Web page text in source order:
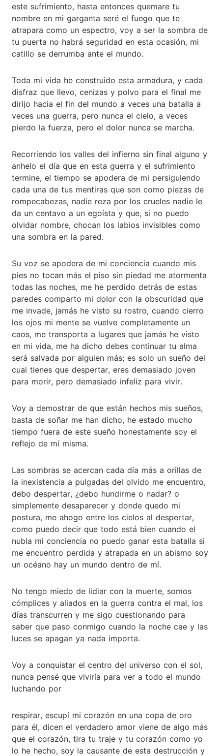
este sufrimiento, hasta entonces quemare tu
nombre en mi garganta seré el fuego que te
atrapara como un espectro, voy a ser la sombra de
tu puerta no habrá seguridad en esta ocasión, mi
catillo se derrumba ante el mundo.
Toda mi vida he construido esta armadura, y cada
disfraz que llevo, cenizas y polvo para el final me
dirijo hacia el fin del mundo a veces una batalla a
veces una guerra, pero nunca el cielo, a veces
pierdo la fuerza, pero el dolor nunca se marcha.
Recorriendo los valles del infierno sin final alguno y
anhelo el día que en esta guerra y el sufrimiento
termine, el tiempo se apodera de mi persiguiendo
cada una de tus mentiras que son como piezas de
rompecabezas, nadie reza por los crueles nadie le
da un centavo a un egoísta y que, si no puedo
olvidar nombre, chocan los labios invisibles como
una sombra en la pared.
Su voz se apodera de mi conciencia cuando mis
pies no tocan más el piso sin piedad me atormenta
todas las noches, me he perdido detrás de estas
paredes comparto mi dolor con la obscuridad que
me invade, jamás he visto su rostro, cuando cierro
los ojos mi mente se vuelve completamente un
caos, me transporta a lugares que jamás he visto
en mi vida, me ha dicho debes continuar tu alma
será salvada por alguien más; es solo un sueño del
cual tienes que despertar, eres demasiado joven
para morir, pero demasiado infeliz para vivir.
Voy a demostrar de que están hechos mis sueños,
basta de soñar me han dicho, he estado mucho
tiempo fuera de este sueño honestamente soy el
reflejo de mí misma.
Las sombras se acercan cada día más a orillas de
la inexistencia a pulgadas del olvido me encuentro,
debo despertar, ¿debo hundirme o nadar? o
simplemente desaparecer y donde quedo mi
postura, me ahogo entre los cielos al despertar,
como puedo decir que todo está bien cuando el
nubla mi conciencia no puedo ganar esta batalla si
me encuentro perdida y atrapada en un abismo soy
un océano hay un mundo dentro de mí.
No tengo miedo de lidiar con la muerte, somos
cómplices y aliados en la guerra contra el mal, los
días transcurren y me sigo cuestionando para
saber que paso conmigo cuando la noche cae y las
luces se apagan ya nada importa.
Voy a conquistar el centro del universo con el sol,
nunca pensé que viviría para ver a todo el mundo
luchando por
respirar, escupí mi corazón en una copa de oro
para él, dicen el verdadero amor viene de algo más
que el corazón, tira tu traje y tu corazón como yo
lo he hecho, soy la causante de esta destrucción y